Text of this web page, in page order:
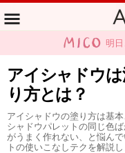
明
アイシャドウ
り方とは？
アイシャドウの塗り方は基
シャドウパレットの同じ色
がうまく作れない、と悩ん
トの使いこなしテクを解説し